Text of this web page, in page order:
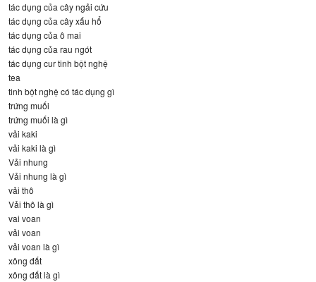
tác dụng của cây ngải cứu
tác dụng của cây xấu hổ
tác dụng của ô mai
tác dụng của rau ngót
tác dụng cur tinh bột nghệ
tea
tinh bột nghệ có tác dụng gì
trứng muối
trứng muối là gì
vải kaki
vải kaki là gì
Vải nhung
Vải nhung là gì
vải thô
Vải thô là gì
vai voan
vải voan
vải voan là gì
xông đất
xông đất là gì